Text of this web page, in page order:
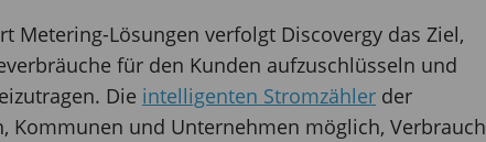
Metering-Lösungen verfolgt Discovergy das Ziel,
für den Kunden aufzuschlüsseln und
Die intelligenten Stromzähler der
Kommunen und Unternehmen möglich, Verbrauch